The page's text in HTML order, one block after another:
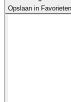
Opslaan in Favorieten